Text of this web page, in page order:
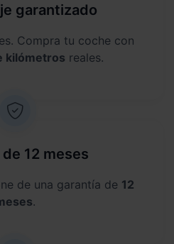
garantizado
Compra tu coche con
kilómetros reales.
12 meses
de una garantía de 12
.